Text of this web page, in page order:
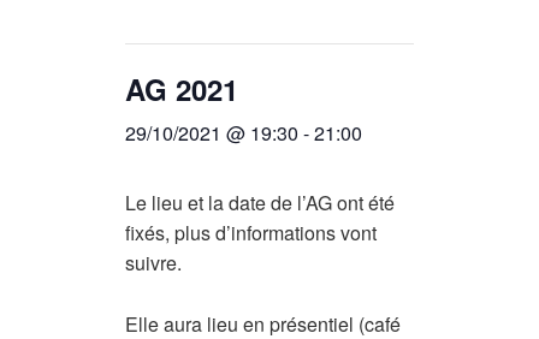
AG 2021
29/10/2021 @ 19:30 -21:00
Le lieu et la date de l’AG ont été
fixés, plus d’informations vont
suivre.
Elle aura lieu en présentiel (café